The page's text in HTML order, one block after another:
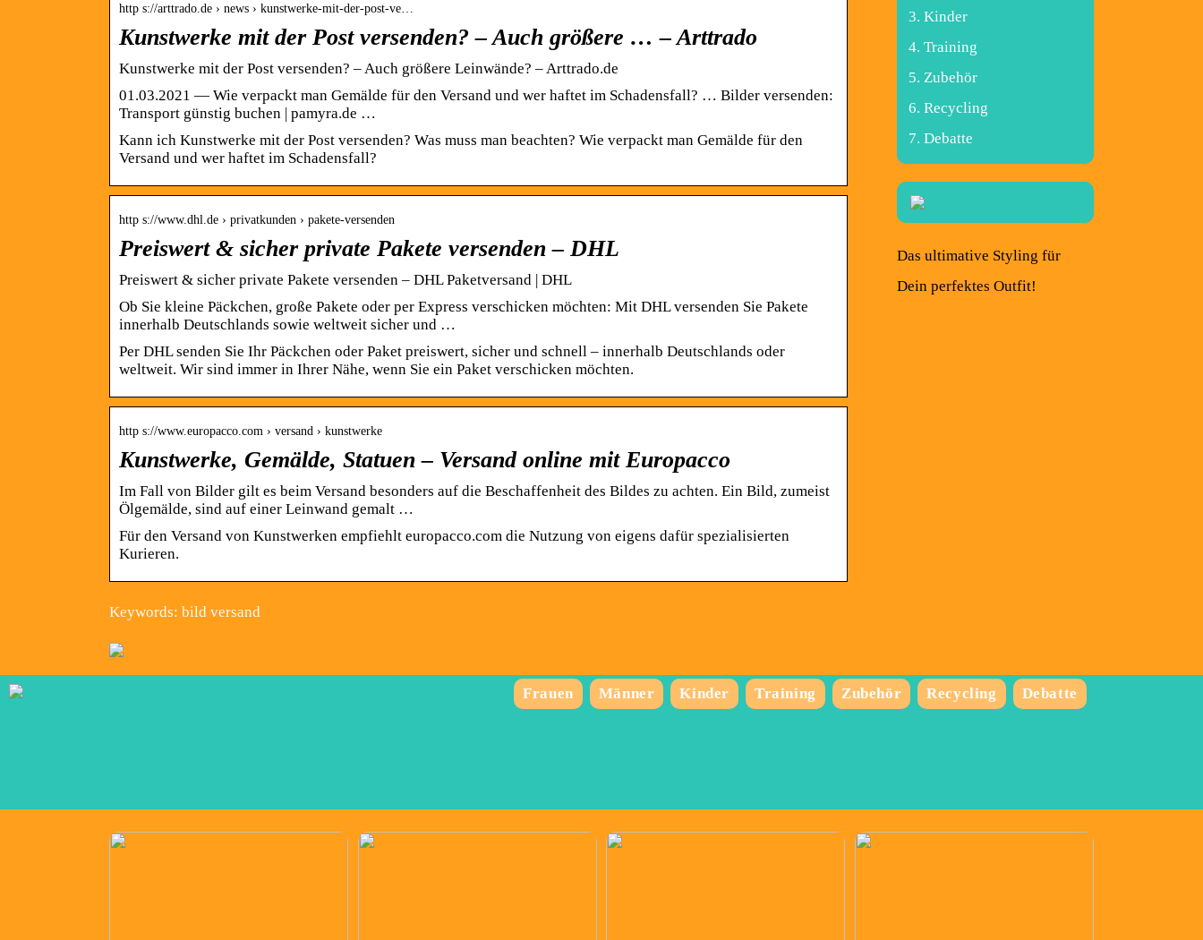
http s://arttrado.de › news › kunstwerke-mit-der-post-ve…
Kunstwerke mit der Post versenden? – Auch größere … – Arttrado
Kunstwerke mit der Post versenden? – Auch größere Leinwände? – Arttrado.de
01.03.2021 — Wie verpackt man Gemälde für den Versand und wer haftet im Schadensfall? … Bilder versenden:
Transport günstig buchen | pamyra.de …
Kann ich Kunstwerke mit der Post versenden? Was muss man beachten? Wie verpackt man Gemälde für den
Versand und wer haftet im Schadensfall?
http s://www.dhl.de › privatkunden › pakete-versenden
Preiswert & sicher private Pakete versenden – DHL
Preiswert & sicher private Pakete versenden – DHL Paketversand | DHL
Ob Sie kleine Päckchen, große Pakete oder per Express verschicken möchten: Mit DHL versenden Sie Pakete
innerhalb Deutschlands sowie weltweit sicher und …
Per DHL senden Sie Ihr Päckchen oder Paket preiswert, sicher und schnell – innerhalb Deutschlands oder
weltweit. Wir sind immer in Ihrer Nähe, wenn Sie ein Paket verschicken möchten.
http s://www.europacco.com › versand › kunstwerke
Kunstwerke, Gemälde, Statuen – Versand online mit Europacco
Im Fall von Bilder gilt es beim Versand besonders auf die Beschaffenheit des Bildes zu achten. Ein Bild, zumeist
Ölgemälde, sind auf einer Leinwand gemalt …
Für den Versand von Kunstwerken empfiehlt europacco.com die Nutzung von eigens dafür spezialisierten
Kurieren.
Keywords: bild versand
Kinder
Training
Zubehör
Recycling
Debatte
Das ultimative Styling für
Dein perfektes Outfit!
Frauen Männer Kinder Training Zubehör Recycling Debatte